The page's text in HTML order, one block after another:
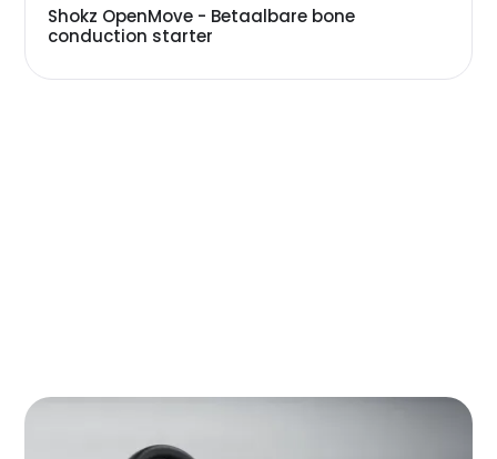
Shokz OpenMove - Betaalbare bone
conduction starter